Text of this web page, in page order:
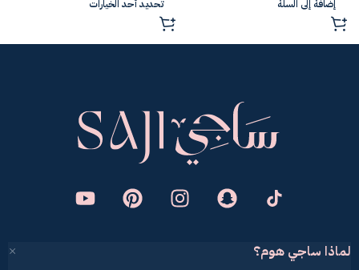
إضافة إلى السلة تحديد أحد الخيارات
لماذا ساجي هوم؟